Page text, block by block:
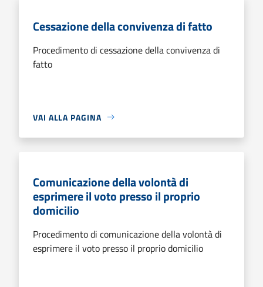
Cessazione della convivenza di fatto
Procedimento di cessazione della convivenza di
fatto
VAI ALLA PAGINA
Comunicazione della volontà di
esprimere il voto presso il proprio
domicilio
Procedimento di comunicazione della volontà di
esprimere il voto presso il proprio domicilio